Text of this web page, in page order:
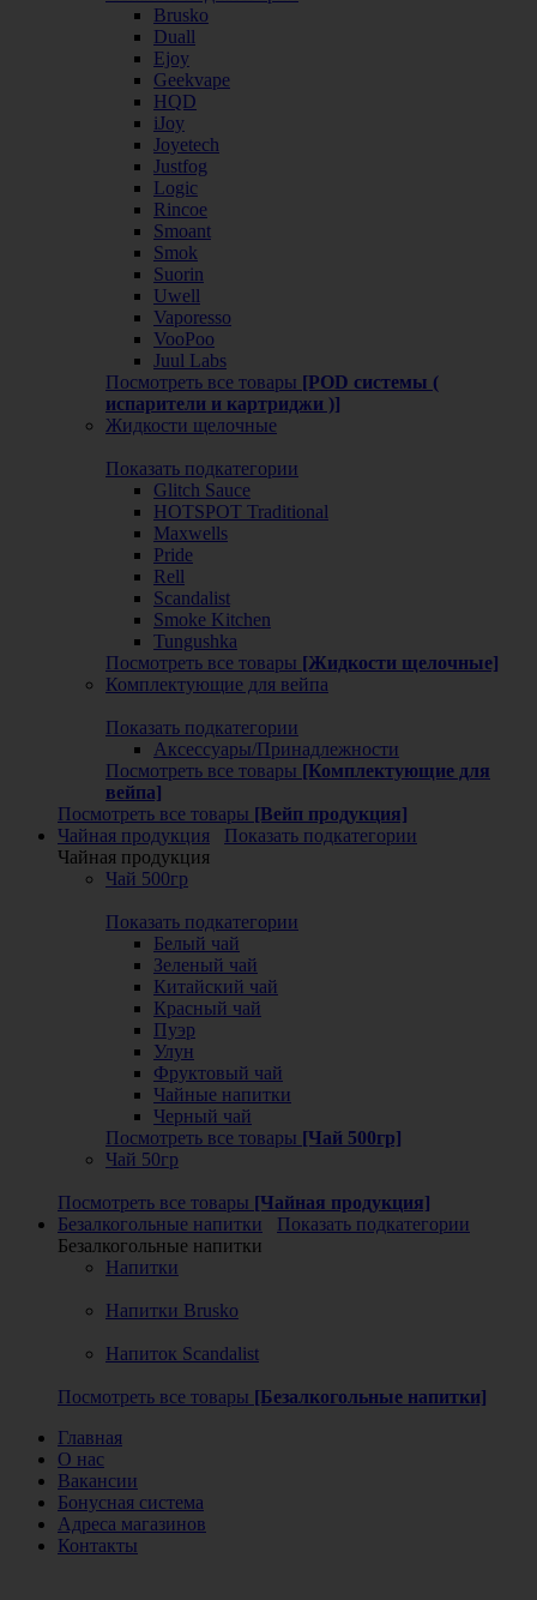
Brusko
Duall
Ejoy
Geekvape
HQD
iJoy
Joyetech
Justfog
Logic
Rincoe
Smoant
Smok
Suorin
Uwell
Vaporesso
VooPoo
Juul Labs
Посмотреть все товары [POD системы (
испарители и картриджи )]
Жидкости щелочные
Показать подкатегории
Glitch Sauce
HOTSPOT Traditional
Maxwells
Pride
Rell
Scandalist
Smoke Kitchen
Tungushka
Посмотреть все товары [Жидкости щелочные]
Комплектующие для вейпа
Показать подкатегории
Аксессуары/Принадлежности
Посмотреть все товары [Комплектующие для
вейпа]
Посмотреть все товары [Вейп продукция]
Чайная продукция
Показать подкатегории
Чайная продукция
Чай 500гр
Показать подкатегории
Белый чай
Зеленый чай
Китайский чай
Красный чай
Пуэр
Улун
Фруктовый чай
Чайные напитки
Черный чай
Посмотреть все товары [Чай 500гр]
Чай 50гр
Посмотреть все товары [Чайная продукция]
Безалкогольные напитки
Показать подкатегории
Безалкогольные напитки
Напитки
Напитки Brusko
Напиток Scandalist
Посмотреть все товары [Безалкогольные напитки]
Главная
О нас
Вакансии
Бонусная система
Адреса магазинов
Контакты